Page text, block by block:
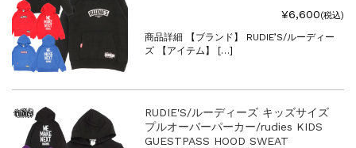
¥6,600(税込)
商品詳細 【ブランド】 RUDIE’S/ルーディー
ズ 【アイテム】 […]
RUDIE'S/ルーディーズ キッズサイズ
プルオーバーパーカー/rudies KIDS
GUESTPASS HOOD SWEAT